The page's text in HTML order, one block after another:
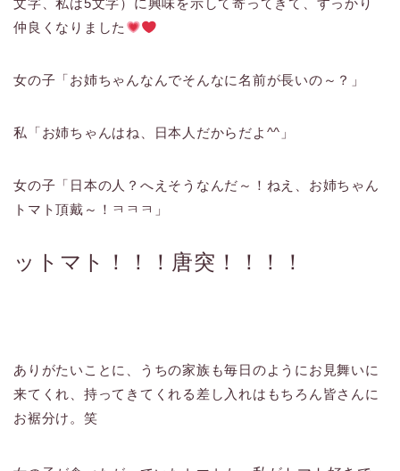
文字、私は5文字）に興味を示して寄ってきて、すっかり
仲良くなりました
女の子「お姉ちゃんなんでそんなに名前が長いの～？」
私「お姉ちゃんはね、日本人だからだよ^^」
女の子「日本の人？へえそうなんだ～！ねえ、お姉ちゃん
トマト頂戴～！ㅋㅋㅋ」
ットマト！！！唐突！！！！
ありがたいことに、うちの家族も毎日のようにお見舞いに
来てくれ、持ってきてくれる差し入れはもちろん皆さんに
お裾分け。笑